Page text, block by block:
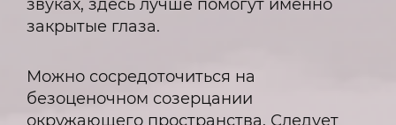
звуках, здесь лучше помогут именно
закрытые глаза.
Можно сосредоточиться на
безоценочном созерцании
окружающего пространства. Следует